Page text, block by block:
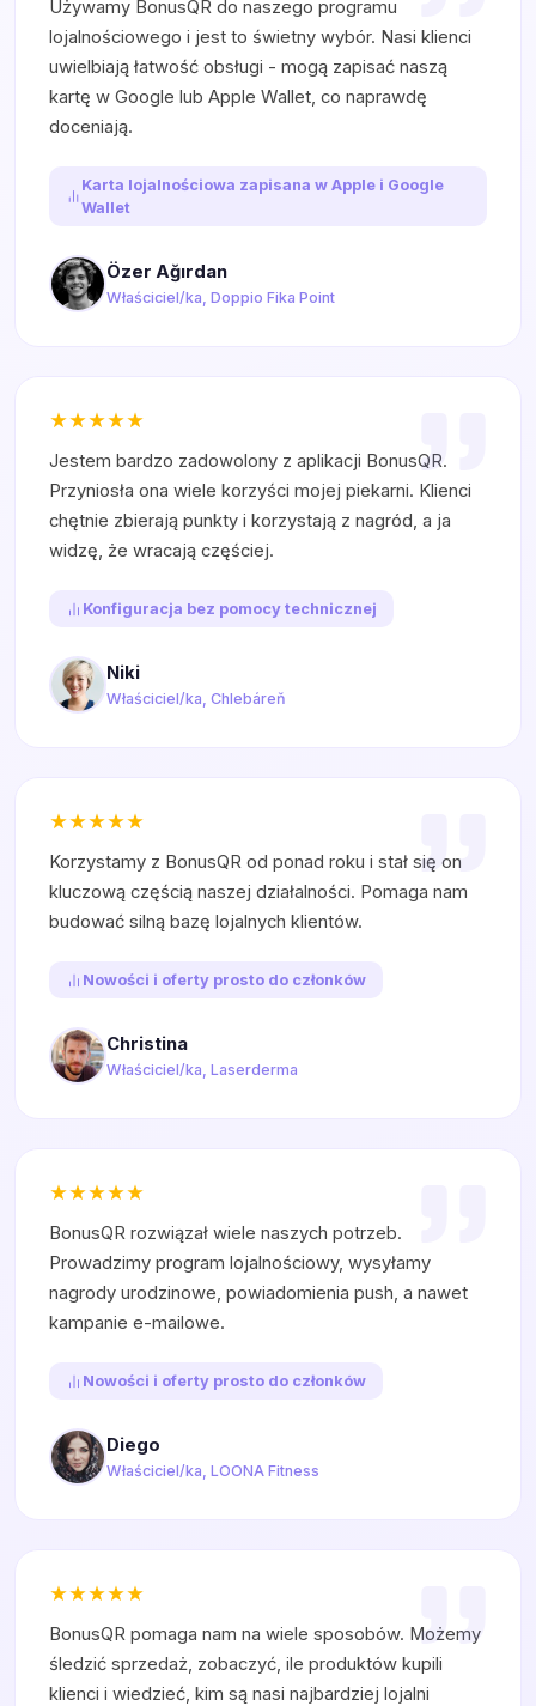
Używamy BonusQR do naszego programu
lojalnościowego i jest to świetny wybór. Nasi klienci
uwielbiają łatwość obsługi - mogą zapisać naszą
kartę w Google lub Apple Wallet, co naprawdę
doceniają.
Karta lojalnościowa zapisana w Apple i Google
Wallet
Özer Ağırdan
Właściciel/ka, Doppio Fika Point
Jestem bardzo zadowolony z aplikacji BonusQR.
Przyniosła ona wiele korzyści mojej piekarni. Klienci
chętnie zbierają punkty i korzystają z nagród, a ja
widzę, że wracają częściej.
Konfiguracja bez pomocy technicznej
Niki
Właściciel/ka, Chlebáreň
Korzystamy z BonusQR od ponad roku i stał się on
kluczową częścią naszej działalności. Pomaga nam
budować silną bazę lojalnych klientów.
Nowości i oferty prosto do członków
Christina
Właściciel/ka, Laserderma
BonusQR rozwiązał wiele naszych potrzeb.
Prowadzimy program lojalnościowy, wysyłamy
nagrody urodzinowe, powiadomienia push, a nawet
kampanie e-mailowe.
Nowości i oferty prosto do członków
Diego
Właściciel/ka, LOONA Fitness
BonusQR pomaga nam na wiele sposobów. Możemy
śledzić sprzedaż, zobaczyć, ile produktów kupili
klienci i wiedzieć, kim są nasi najbardziej lojalni